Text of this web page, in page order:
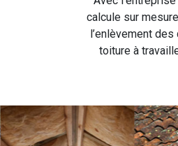
calcule sur
l’enlèvement
toiture à